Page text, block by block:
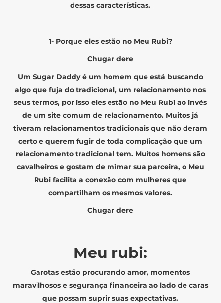
dessas características.
1- Porque eles estão no Meu Rubi?
Chugar dere
Um Sugar Daddy é um homem que está buscando
algo que fuja do tradicional, um relacionamento nos
seus termos, por isso eles estão no Meu Rubi ao invés
de um site comum de relacionamento. Muitos já
tiveram relacionamentos tradicionais que não deram
certo e querem fugir de toda complicação que um
relacionamento tradicional tem. Muitos homens são
cavalheiros e gostam de mimar sua parceira, o Meu
Rubi facilita a conexão com mulheres que
compartilham os mesmos valores.
Chugar dere
Meu rubi:
Garotas estão procurando amor, momentos
maravilhosos e segurança financeira ao lado de caras
que possam suprir suas expectativas.